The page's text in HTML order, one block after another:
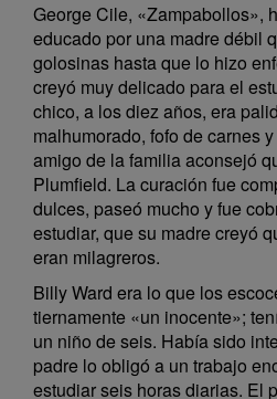
George Cile, «Zampabollos»,
educado por una madre débil
golosinas hasta que lo hizo
creyó muy delicado para el
chico, a los diez años, era
malhumorado, fofo de carnes
amigo de la familia aconsejó
Plumfield. La curación fue
dulces, paseó mucho y fue
estudiar, que su madre creyó
eran milagreros.
Billy Ward era lo que los
tiernamente «un inocente»;
un niño de seis. Había sido
padre lo obligó a un trabajo
estudiar seis horas diarias. El